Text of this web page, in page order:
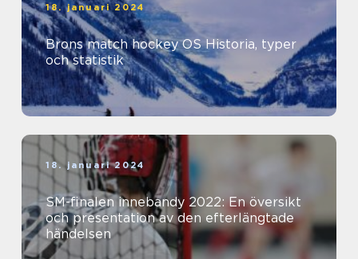
18. januari 2024
Brons match hockey OS Historia, typer
och statistik
18. januari 2024
SM-finalen innebandy 2022: En översikt
och presentation av den efterlängtade
händelsen